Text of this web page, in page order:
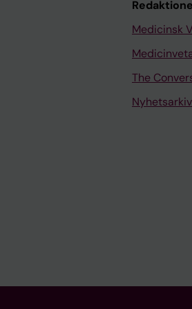
Medicinsk
The